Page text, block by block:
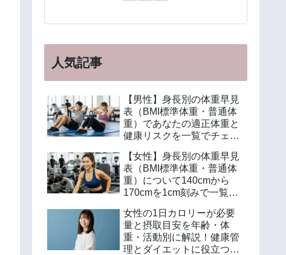
人気記事
【男性】身長別の体重早見
表（BMI標準体重・普通体
重）であなたの適正体重と
健康リスクを一覧でチェッ
【女性】身長別の体重早見
表（BMI標準体重・普通体
重）について140cmから
170cmを1cm刻みで一覧解
算方法も紹介
女性の1日カロリーが必要
量と摂取目安を年齢・体
重・活動別に解説！健康管
理とダイエットに役立つ計